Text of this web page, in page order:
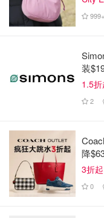
加币身价的公司的
了很多企业和富人，
999+
装
1.5
2
降
3折
0